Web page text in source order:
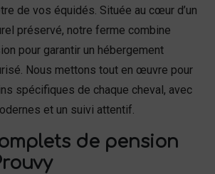
de vos équidés. Située au cœur d’un
préservé, notre ferme combine
pour garantir un hébergement
Nous mettons tout en œuvre pour
spécifiques de chaque cheval, avec
et un suivi attentif.
de pension